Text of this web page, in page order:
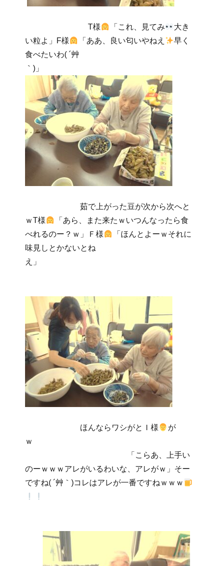
T様 「これ、見てみ
大き
い粒よ」F様
「ああ、良い匂いやねえ
早く
食べたいわ( ´艸
｀)」
茹で上がった豆が次から次へと
ｗT様
「あら、また来たｗいつんなったら食
べれるのー？ｗ」Ｆ様
「ほんとよーｗそれに
味見しとかないとね
え」
ほんならワシがとＩ様
が
ｗ
「こらあ、上手い
のーｗｗｗアレがいるわいな、アレがｗ」そー
ですね( ´艸｀)コレはアレが一番ですねｗｗｗ